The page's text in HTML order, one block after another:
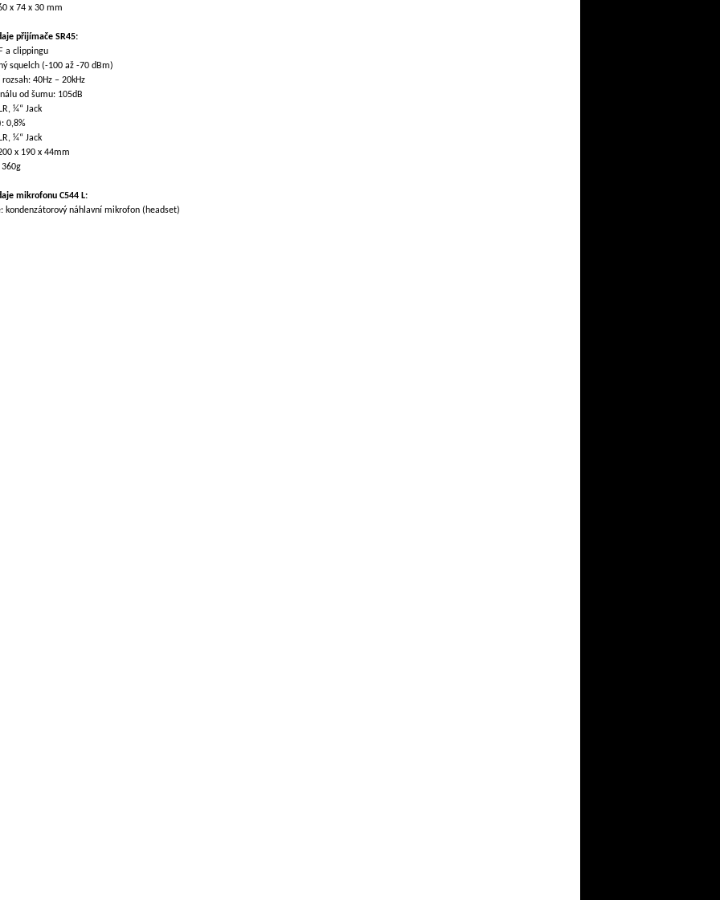
x 74 x 30 mm
přijímače SR45:
a clippingu
squelch (-100 až -70 dBm)
40Hz – 20kHz
od šumu: 105dB
¼“ Jack
0,8%
¼“ Jack
x 190 x 44mm
mikrofonu C544 L:
kondenzátorový náhlavní mikrofon (headset)